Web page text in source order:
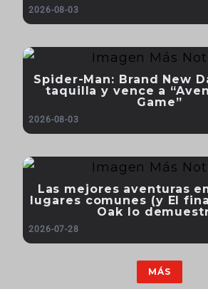
2026-08-03
Spider-Man: Brand New
taquilla y vence a
Game”
2026-08-03
Las mejores aventuras
lugares comunes (y El
Oak lo
2026-07-28
MÁS